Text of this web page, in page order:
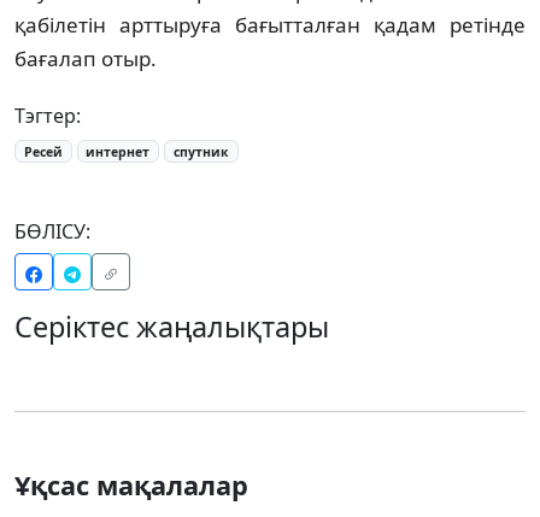
қабілетін арттыруға бағытталған қадам ретінде
бағалап отыр.
Тэгтер:
Ресей интернет спутник
БӨЛІСУ:
Серіктес жаңалықтары
Ұқсас мақалалар